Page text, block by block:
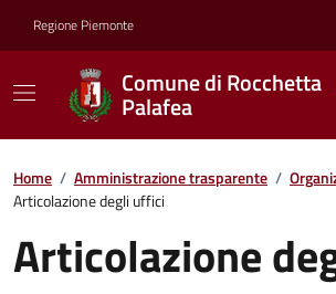
Regione Piemonte
Comune di Rocchetta
Palafea
Home / Amministrazione trasparente /
Articolazione degli uffici
Articolazione